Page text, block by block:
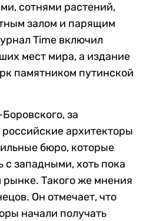
сотнями растений,
залом и парящим
Time включил
мест мира, а издание
памятником путинской
за
архитекторы
бюро, которые
с западными, хоть пока
рынке. Такого же мнения
Он отмечает, что
начали получать